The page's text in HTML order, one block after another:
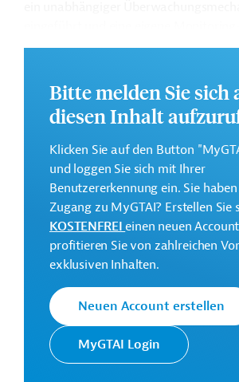
eingerichtet werden.
geplant.
Weitere Informationen zu dem
finden Sie auf der
Webseite des
Originaldokument, das zum Download
GTAI informiert über dasFCDO:
Regularien und praktische Hinweise zur
Geschäftsanbahnung.
Geberbeitrag:
Kontaktadresse
Bitte melden Sie sich
diesen Inhalt
Klicken Sie auf den Button
und loggen Sie sich mit Ihrer
Benutzererkennung ein. Sie
Zugang zu MyGTAI? Erstellen Sie
KOSTENFREIeinen neuen
profitieren Sie von zahlreichen
exklusiven Inhalten.
Neuen Account erstellen
MyGTAI Login